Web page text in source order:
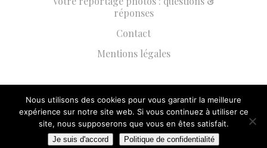
réponses
Contact
Mentions légales
2023 COPYRIGHT @ MARIEMDESAINTK.COM
Nous utilisons des cookies pour vous garantir la meilleure
expérience sur notre site web. Si vous continuez à utiliser ce
site, nous supposerons que vous en êtes satisfait.
Je suis d'accord Politique de confidentialité